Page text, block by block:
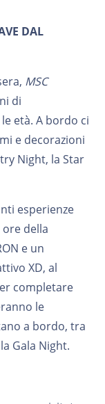
DAL
MSC
di
età. A bordo ci
e decorazioni
Night, la Star
esperienze
della
e un
XD, al
completare
le
a bordo, tra
Gala Night.